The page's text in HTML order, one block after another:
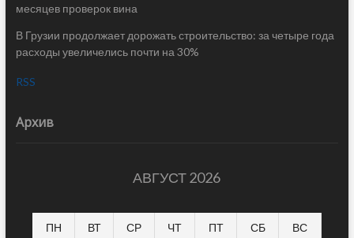
месяцев проверок вина
В Грузии продолжает дорожать строительство: за четыре года
расходы увеличелись почти на 30%
RSS
Архив
АВГУСТ 2026
ПН ВТ СР ЧТ ПТ СБ ВС